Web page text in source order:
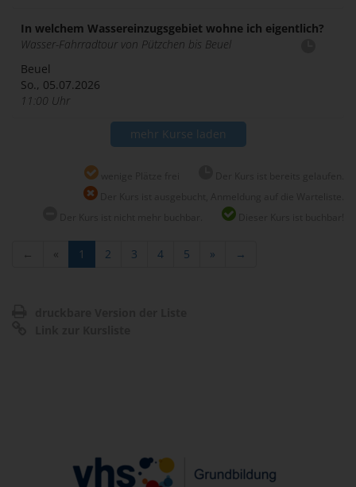
In welchem Wassereinzugsgebiet wohne ich eigentlich?
Wasser-Fahrradtour von Pützchen bis Beuel
Beuel
So., 05.07.2026
11:00 Uhr
mehr Kurse laden
← « 1 2 3 4 5 » →